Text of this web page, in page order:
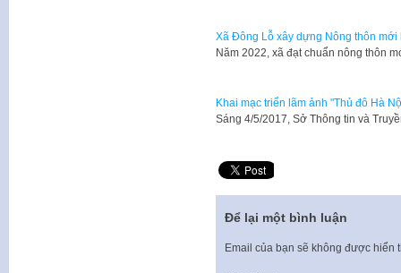
Xã Đông Lỗ xây dựng Nông thôn mới
Năm 2022, xã đạt chuẩn nông thôn
Khai mạc triển lãm ảnh "Thủ đô Hà
Sáng 4/5/2017, Sở Thông tin và
Để lại một bình luận
Email của bạn sẽ không được hiển